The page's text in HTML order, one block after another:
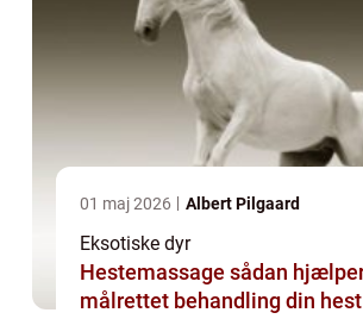
01 maj 2026 Albert Pilgaard
Eksotiske dyr
Hestemassage sådan hjælper
målrettet behandling din hest